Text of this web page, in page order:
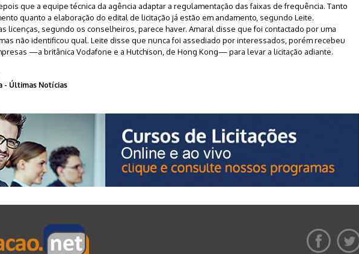
que a equipe técnica da agência adaptar a regulamentação das faixas de frequência. Tanto
quanto a elaboração do edital de licitação já estão em andamento, segundo Leite.
licenças, segundo os conselheiros, parece haver. Amaral disse que foi contactado por uma
não identificou qual. Leite disse que nunca foi assediado por interessados, porém recebeu
—a britânica Vodafone e a Hutchison, de Hong Kong— para levar a licitação adiante.
- Últimas Notícias